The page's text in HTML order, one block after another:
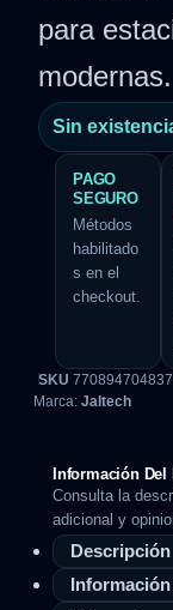
para
modernas.
Sin
PAGO
SEGURO
Métodos
habilitado
s en el
checkout.
SKU
Marca: Jaltech
Información
Consulta la
adicional y
Descripción